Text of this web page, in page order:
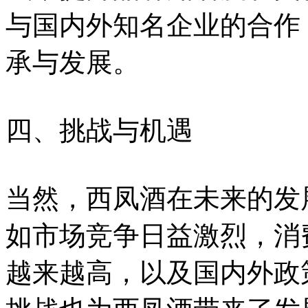
与国内外知名企业的合
承与发展。
四、挑战与机遇
当然，西凤酒在未来的
如市场竞争日益激烈，
越来越高，以及国内外